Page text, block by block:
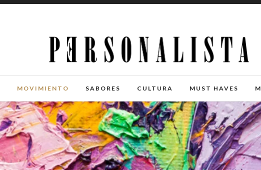
MOVIMIENTO SABORES CULTURA MUST HAVES